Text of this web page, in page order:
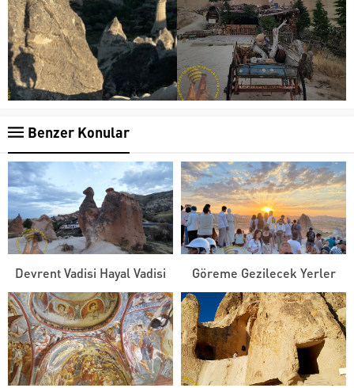
Benzer Konular
Devrent Vadisi Hayal Vadisi Göreme Gezilecek Yerler